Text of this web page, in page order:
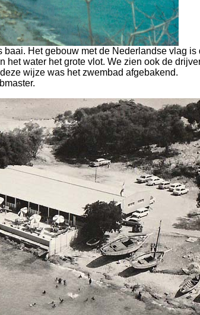
Het gebouw met de Nederlandse vlag is
het water het grote vlot. We zien ook de
wijze was het zwembad afgebakend.